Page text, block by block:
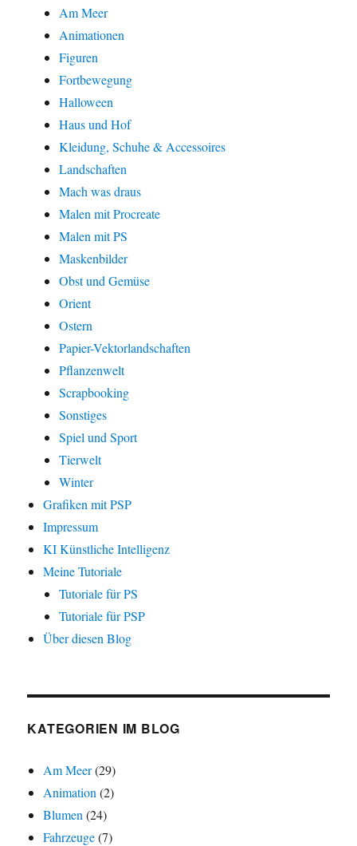
Am Meer
Animationen
Figuren
Fortbewegung
Halloween
Haus und Hof
Kleidung, Schuhe & Accessoires
Landschaften
Mach was draus
Malen mit Procreate
Malen mit PS
Maskenbilder
Obst und Gemüse
Orient
Ostern
Papier-Vektorlandschaften
Pflanzenwelt
Scrapbooking
Sonstiges
Spiel und Sport
Tierwelt
Winter
Grafiken mit PSP
Impressum
KI Künstliche Intelligenz
Meine Tutoriale
Tutoriale für PS
Tutoriale für PSP
Über diesen Blog
KATEGORIEN IM BLOG
Am Meer(29)
Animation(2)
Blumen(24)
Fahrzeuge(7)